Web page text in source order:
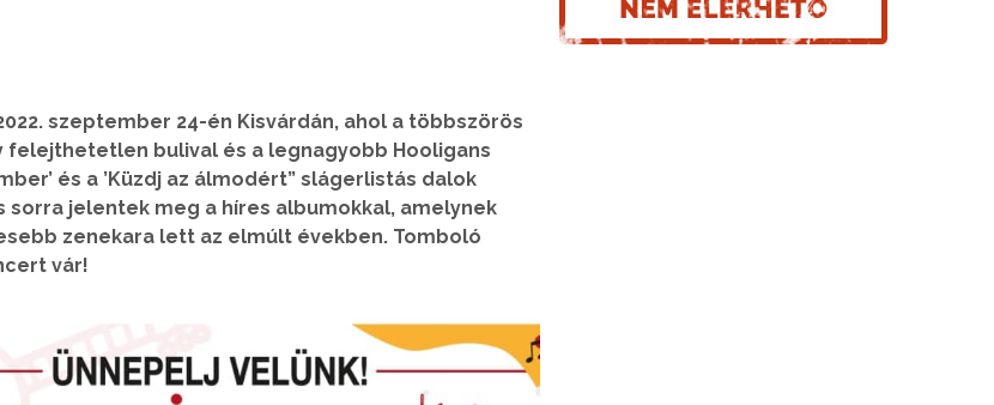
szeptember 24-én Kisvárdán, ahol a többszörös
felejthetetlen bulival és a legnagyobb Hooligans
és a ’Küzdj az álmodért” slágerlistás dalok
jelentek meg a híres albumokkal, amelynek
zenekara lett az elmúlt években. Tomboló
vár!